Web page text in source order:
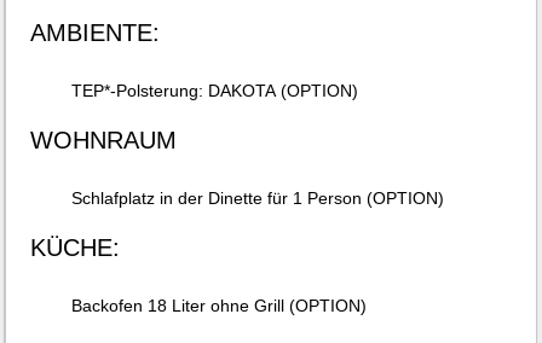
AMBIENTE:
TEP*-Polsterung: DAKOTA (OPTION)
WOHNRAUM
Schlafplatz in der Dinette für 1 Person (OPTION)
KÜCHE:
Backofen 18 Liter ohne Grill (OPTION)